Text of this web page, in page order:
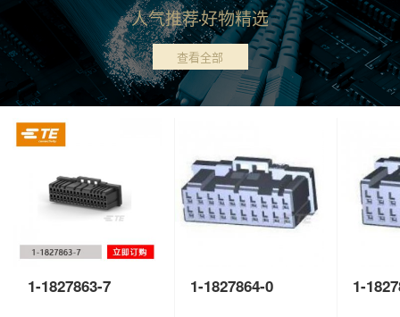
人气推荐好物精选
查看全部
1-1827863-7 1-1827864-0 1-